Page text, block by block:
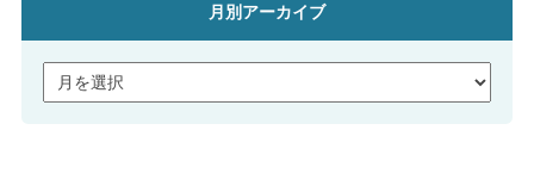
月別アーカイブ